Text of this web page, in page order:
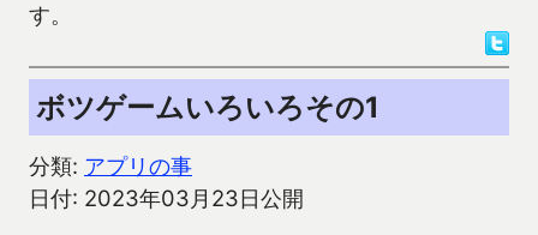
す。
ボツゲームいろいろその1
分類: アプリの事
日付: 2023年03月23日公開